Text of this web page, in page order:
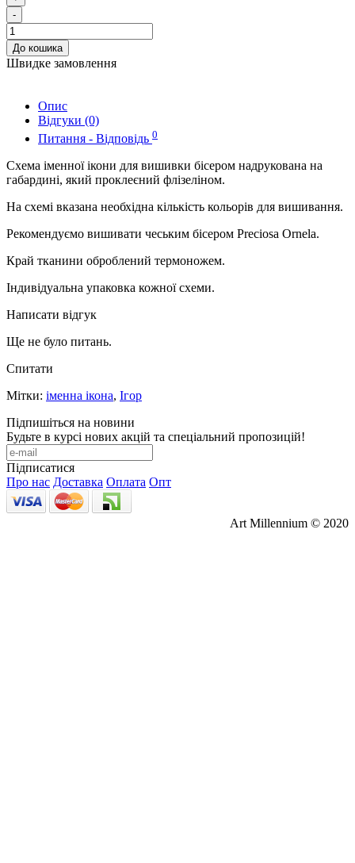
-
До кошика
Швидке замовлення
Опис
Відгуки (0)
Питання - Відповідь 0
Схема іменної ікони для вишивки бісером надрукована на
габардині, який проклеєний флізеліном.
На схемі вказана необхідна кількість кольорів для вишивання.
Рекомендуємо вишивати чеським бісером Preciosa Ornela.
Край тканини оброблений термоножем.
Індивідуальна упаковка кожної схеми.
Написати відгук
Ще не було питань.
Спитати
Мітки: іменна ікона, Ігор
Підпишіться на новини
Будьте в курсі нових акцій та спеціальний пропозицій!
Підписатися
Про нас Доставка Оплата Опт
Art Millennium © 2020